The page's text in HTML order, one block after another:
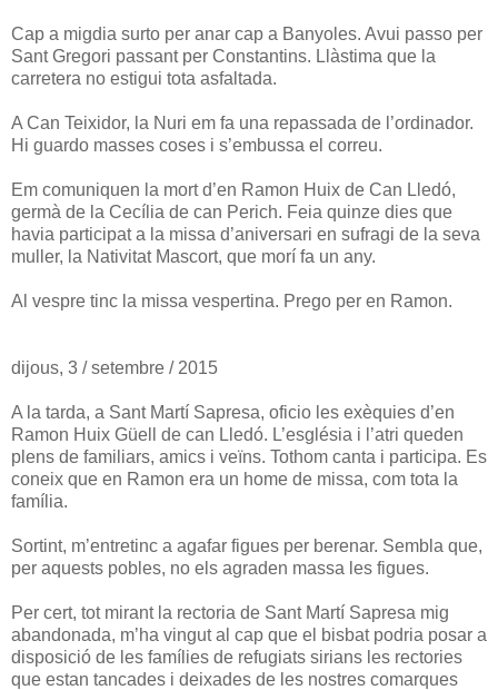
Cap a migdia surto per anar cap a Banyoles. Avui passo per
Sant Gregori passant per Constantins. Llàstima que la
carretera no estigui tota asfaltada.
A Can Teixidor, la Nuri em fa una repassada de l’ordinador.
Hi guardo masses coses i s’embussa el correu.
Em comuniquen la mort d’en Ramon Huix de Can Lledó,
germà de la Cecília de can Perich. Feia quinze dies que
havia participat a la missa d’aniversari en sufragi de la seva
muller, la Nativitat Mascort, que morí fa un any.
Al vespre tinc la missa vespertina. Prego per en Ramon.
dijous, 3 / setembre / 2015
A la tarda, a Sant Martí Sapresa, oficio les exèquies d’en
Ramon Huix Güell de can Lledó. L’església i l’atri queden
plens de familiars, amics i veïns. Tothom canta i participa. Es
coneix que en Ramon era un home de missa, com tota la
família.
Sortint, m’entretinc a agafar figues per berenar. Sembla que,
per aquests pobles, no els agraden massa les figues.
Per cert, tot mirant la rectoria de Sant Martí Sapresa mig
abandonada, m’ha vingut al cap que el bisbat podria posar a
disposició de les famílies de refugiats sirians les rectories
que estan tancades i deixades de les nostres comarques